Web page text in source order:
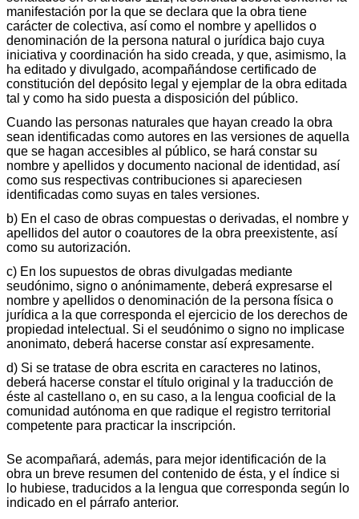
manifestación por la que se declara que la obra tiene
carácter de colectiva, así como el nombre y apellidos o
denominación de la persona natural o jurídica bajo cuya
iniciativa y coordinación ha sido creada, y que, asimismo, la
ha editado y divulgado, acompañándose certificado de
constitución del depósito legal y ejemplar de la obra editada
tal y como ha sido puesta a disposición del público.
Cuando las personas naturales que hayan creado la obra
sean identificadas como autores en las versiones de aquella
que se hagan accesibles al público, se hará constar su
nombre y apellidos y documento nacional de identidad, así
como sus respectivas contribuciones si apareciesen
identificadas como suyas en tales versiones.
b) En el caso de obras compuestas o derivadas, el nombre y
apellidos del autor o coautores de la obra preexistente, así
como su autorización.
c) En los supuestos de obras divulgadas mediante
seudónimo, signo o anónimamente, deberá expresarse el
nombre y apellidos o denominación de la persona física o
jurídica a la que corresponda el ejercicio de los derechos de
propiedad intelectual. Si el seudónimo o signo no implicase
anonimato, deberá hacerse constar así expresamente.
d) Si se tratase de obra escrita en caracteres no latinos,
deberá hacerse constar el título original y la traducción de
éste al castellano o, en su caso, a la lengua cooficial de la
comunidad autónoma en que radique el registro territorial
competente para practicar la inscripción.
Se acompañará, además, para mejor identificación de la
obra un breve resumen del contenido de ésta, y el índice si
lo hubiese, traducidos a la lengua que corresponda según lo
indicado en el párrafo anterior.